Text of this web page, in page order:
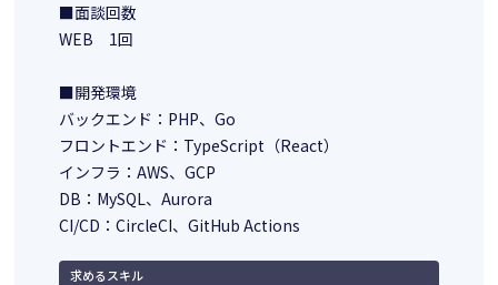
■面談回数
WEB 1回
■開発環境
バックエンド：PHP、Go
フロントエンド：TypeScript（React）
インフラ：AWS、GCP
DB：MySQL、Aurora
CI/CD：CircleCI、GitHub Actions
求めるスキル